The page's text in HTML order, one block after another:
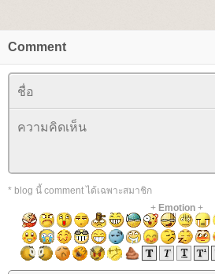
Comment
* blog นี้ comment ได้เฉพาะสมาชิก
+ Emotion+